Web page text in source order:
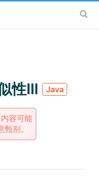
性III Java
容可能
别。